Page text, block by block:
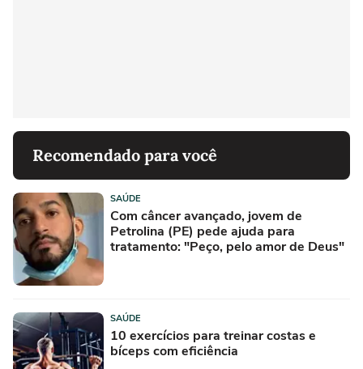
Recomendado para você
SAÚDE
Com câncer avançado, jovem de
Petrolina (PE) pede ajuda para
tratamento: "Peço, pelo amor de Deus"
SAÚDE
10 exercícios para treinar costas e
bíceps com eficiência